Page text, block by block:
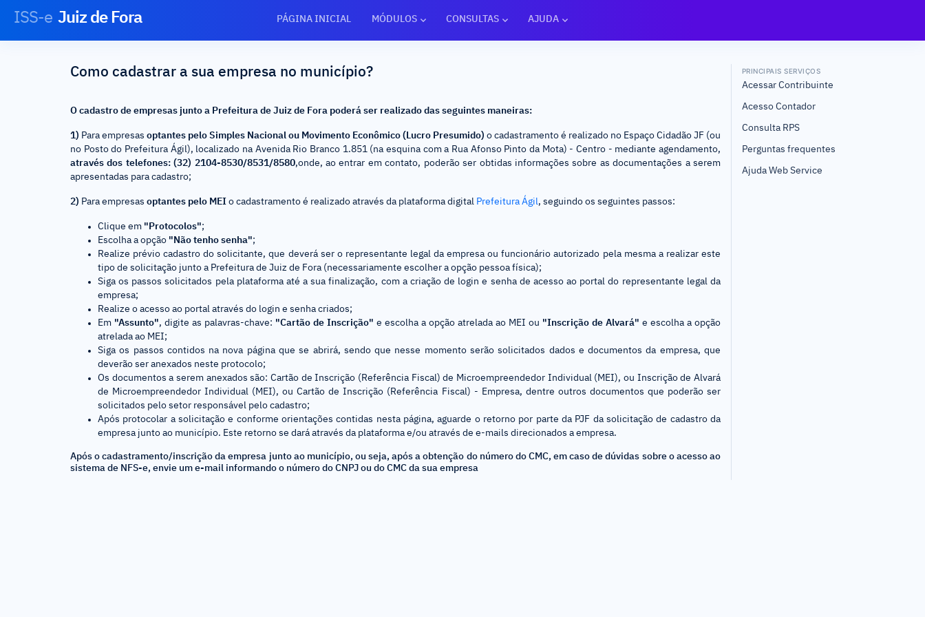
ISS-e Juiz de Fora PÁGINA INICIAL MÓDULOS CONSULTAS AJUDA
Como cadastrar a sua empresa no município?
O cadastro de empresas junto a Prefeitura de Juiz de Fora poderá ser realizado das seguintes maneiras:
1) Para empresas optantes pelo Simples Nacional ou Movimento Econômico (Lucro Presumido) o cadastramento é realizado no Espaço Cidadão JF (ou
no Posto do Prefeitura Ágil), localizado na Avenida Rio Branco 1.851 (na esquina com a Rua Afonso Pinto da Mota) - Centro - mediante agendamento,
através dos telefones: (32) 2104-8530/8531/8580,onde, ao entrar em contato, poderão ser obtidas informações sobre as documentações a serem
apresentadas para cadastro;
2) Para empresas optantes pelo MEI o cadastramento é realizado através da plataforma digital Prefeitura Ágil, seguindo os seguintes passos:
Clique em "Protocolos";
Escolha a opção "Não tenho senha";
Realize prévio cadastro do solicitante, que deverá ser o representante legal da empresa ou funcionário autorizado pela mesma a realizar este
tipo de solicitação junto a Prefeitura de Juiz de Fora (necessariamente escolher a opção pessoa física);
Siga os passos solicitados pela plataforma até a sua finalização, com a criação de login e senha de acesso ao portal do representante legal da
empresa;
Realize o acesso ao portal através do login e senha criados;
Em "Assunto", digite as palavras-chave: "Cartão de Inscrição" e escolha a opção atrelada ao MEI ou "Inscrição de Alvará" e escolha a opção
atrelada ao MEI;
Siga os passos contidos na nova página que se abrirá, sendo que nesse momento serão solicitados dados e documentos da empresa, que
deverão ser anexados neste protocolo;
Os documentos a serem anexados são: Cartão de Inscrição (Referência Fiscal) de Microempreendedor Individual (MEI), ou Inscrição de Alvará
de Microempreendedor Individual (MEI), ou Cartão de Inscrição (Referência Fiscal) - Empresa, dentre outros documentos que poderão ser
solicitados pelo setor responsável pelo cadastro;
Após protocolar a solicitação e conforme orientações contidas nesta página, aguarde o retorno por parte da PJF da solicitação de cadastro da
empresa junto ao município. Este retorno se dará através da plataforma e/ou através de e-mails direcionados a empresa.
Após o cadastramento/inscrição da empresa junto ao município, ou seja, após a obtenção do número do CMC, em caso de dúvidas sobre o acesso ao
sistema de NFS-e, envie um e-mail informando o número do CNPJ ou do CMC da sua empresa
PRINCIPAIS SERVIÇOS
Acessar Contribuinte
Acesso Contador
Consulta RPS
Perguntas frequentes
Ajuda Web Service